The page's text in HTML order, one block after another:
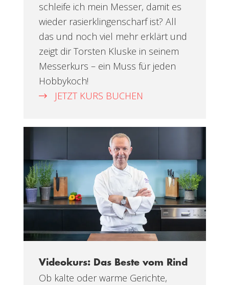
schleife ich mein Messer, damit es
wieder rasierklingenscharf ist? All
das und noch viel mehr erklärt und
zeigt dir Torsten Kluske in seinem
Messerkurs – ein Muss für jeden
Hobbykoch!
JETZT KURS BUCHEN
Videokurs: Das Beste vom Rind
Ob kalte oder warme Gerichte,